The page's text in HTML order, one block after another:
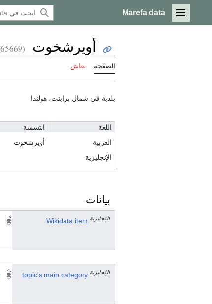
القائمة الرئيسية
Marefa data
أويرشخوت (Q265669)
الصفحة نقاش
بلدية في شمال برابنت، هولندا
اللغة التسمية
العربية
أويرشخوت
الإنجليزية
بيانات
Wikidata item الإنجليزية
topic's main category الإنجليزية